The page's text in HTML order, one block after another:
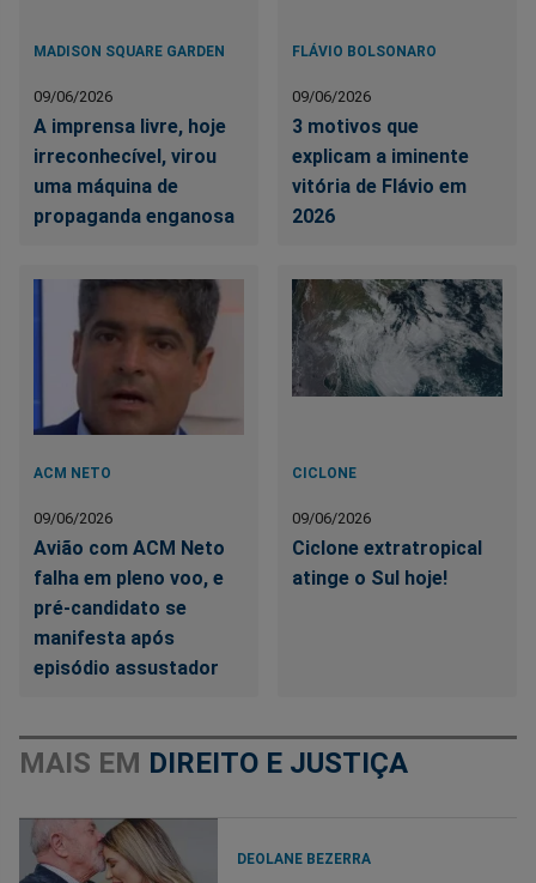
MADISON SQUARE GARDEN
09/06/2026
A imprensa livre, hoje
irreconhecível, virou
uma máquina de
propaganda enganosa
FLÁVIO BOLSONARO
09/06/2026
3 motivos que
explicam a iminente
vitória de Flávio em
2026
ACM NETO
09/06/2026
Avião com ACM Neto
falha em pleno voo, e
pré-candidato se
manifesta após
episódio assustador
CICLONE
09/06/2026
Ciclone extratropical
atinge o Sul hoje!
MAIS EM DIREITO E JUSTIÇA
DEOLANE BEZERRA